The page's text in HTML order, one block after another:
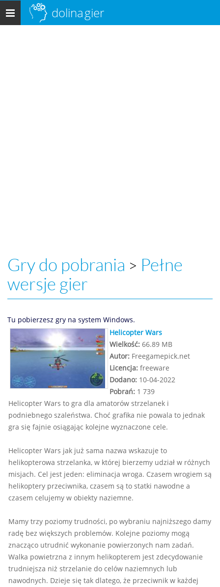
Menu
główne
dolinagier
Gry do pobrania > Pełne
wersje gier
Tu pobierzesz gry na system Windows.
Helicopter Wars
Wielkość: 66.89 MB
Autor: Freegamepick.net
Licencja: freeware
Dodano: 10-04-2022
Pobrań: 1 739
Helicopter Wars to gra dla amatorów strzelanek i
podniebnego szaleństwa. Choć grafika nie powala to jednak
gra się fajnie osiągając kolejne wyznaczone cele.
Helicopter Wars jak już sama nazwa wskazuje to
helikopterowa strzelanka, w której bierzemy udział w różnych
misjach. Cel jest jeden: eliminacja wroga. Czasem wrogiem są
helikoptery przeciwnika, czasem są to statki nawodne a
czasem celujemy w obiekty naziemne.
Mamy trzy poziomy trudności, po wybraniu najniższego damy
radę bez większych problemów. Kolejne poziomy mogą
znacząco utrudnić wykonanie powierzonych nam zadań.
Walka powietrzna z innym helikopterem jest zdecydowanie
trudniejsza niż strzelanie do celów naziemnych lub
nawodnych. Dzieje się tak dlatego, że przeciwnik w każdej